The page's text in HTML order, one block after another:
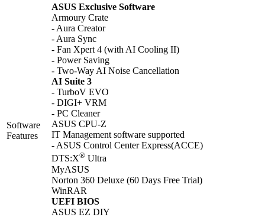
Software
Features
ASUS Exclusive Software
Armoury Crate
- Aura Creator
- Aura Sync
- Fan Xpert 4 (with AI Cooling II)
- Power Saving
- Two-Way AI Noise Cancellation
AI Suite 3
- TurboV EVO
- DIGI+ VRM
- PC Cleaner
ASUS CPU-Z
IT Management software supported
- ASUS Control Center Express(ACCE)
DTS:X® Ultra
MyASUS
Norton 360 Deluxe (60 Days Free Trial)
WinRAR
UEFI BIOS
ASUS EZ DIY